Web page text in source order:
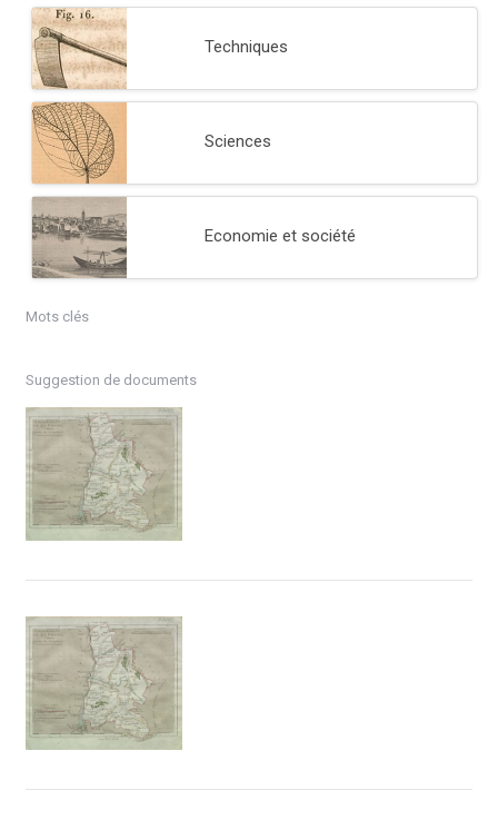
Techniques
Sciences
Economie et société
Mots clés
Suggestion de documents